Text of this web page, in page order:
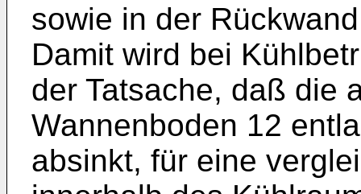
sowie in der
Damit wird bei
der Tatsache, daß die
Wannenboden 12
absinkt, für eine